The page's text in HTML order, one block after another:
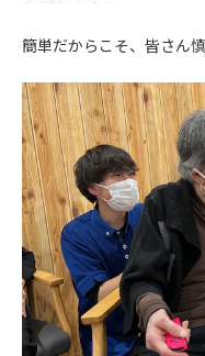
簡単だからこそ、皆さん